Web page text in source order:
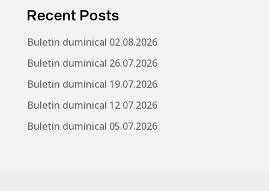
Recent Posts
Buletin duminical 02.08.2026
Buletin duminical 26.07.2026
Buletin duminical 19.07.2026
Buletin duminical 12.07.2026
Buletin duminical 05.07.2026